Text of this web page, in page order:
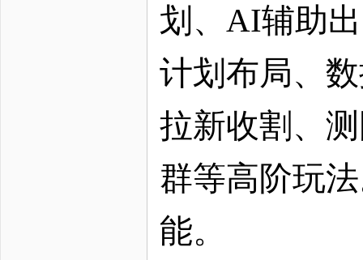
划、 AI辅助
计划布局、
拉新收割、
群等高阶玩
能。